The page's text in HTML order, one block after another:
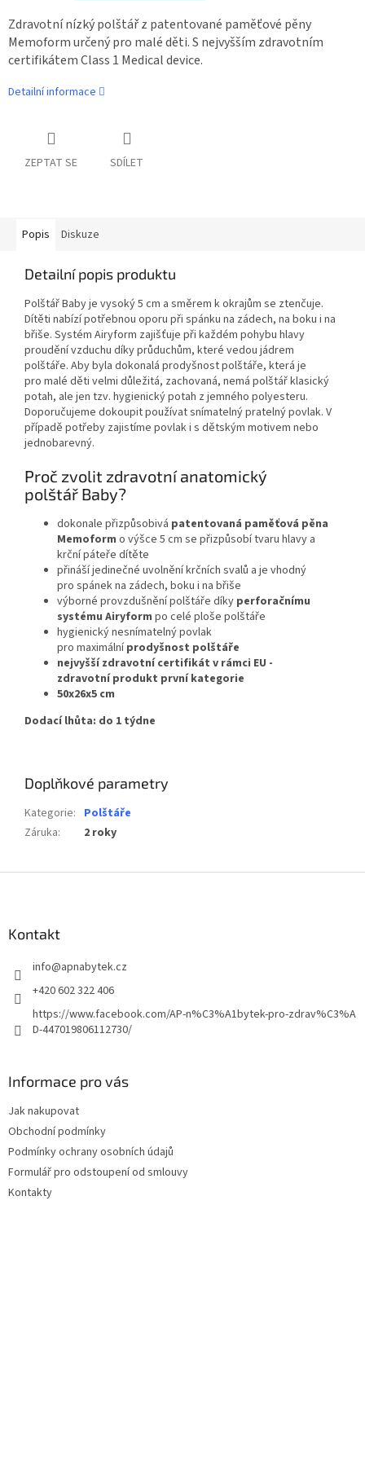
Zdravotní nízký polštář z patentované paměťové pěny
Memoform určený pro malé děti. S nejvyšším zdravotním
certifikátem Class 1 Medical device.
Detailní informace
ZEPTAT SE SDÍLET
Popis Diskuze
Detailní popis produktu
Polštář Baby je vysoký 5 cm a směrem k okrajům se ztenčuje.
Dítěti nabízí potřebnou oporu při spánku na zádech, na boku i na
břiše. Systém Airyform zajišťuje při každém pohybu hlavy
proudění vzduchu díky průduchům, které vedou jádrem
polštáře. Aby byla dokonalá prodyšnost polštáře, která je
pro malé děti velmi důležitá, zachovaná, nemá polštář klasický
potah, ale jen tzv. hygienický potah z jemného polyesteru.
Doporučujeme dokoupit používat snímatelný pratelný povlak. V
případě potřeby zajistíme povlak i s dětským motivem nebo
jednobarevný.
Proč zvolit zdravotní anatomický
polštář Baby?
dokonale přizpůsobivá patentovaná paměťová pěna
Memoform o výšce 5 cm se přizpůsobí tvaru hlavy a
krční páteře dítěte
přináší jedinečné uvolnění krčních svalů a je vhodný
pro spánek na zádech, boku i na břiše
výborné provzdušnění polštáře díky perforačnímu
systému Airyform po celé ploše polštáře
hygienický nesnímatelný povlak
pro maximálníprodyšnost polštáře
nejvyšší zdravotní certifikát v rámci EU -
zdravotní produkt první kategorie
50x26x5 cm
Dodací lhůta: do 1 týdne
Doplňkové parametry
Kategorie: Polštáře
Záruka: 2 roky
Kontakt
info@apnabytek.cz
+420 602 322 406
https://www.facebook.com/AP-n%C3%A1bytek-pro-zdrav%C3%A
D-447019806112730/
Informace pro vás
Jak nakupovat
Obchodní podmínky
Podmínky ochrany osobních údajů
Formulář pro odstoupení od smlouvy
Kontakty